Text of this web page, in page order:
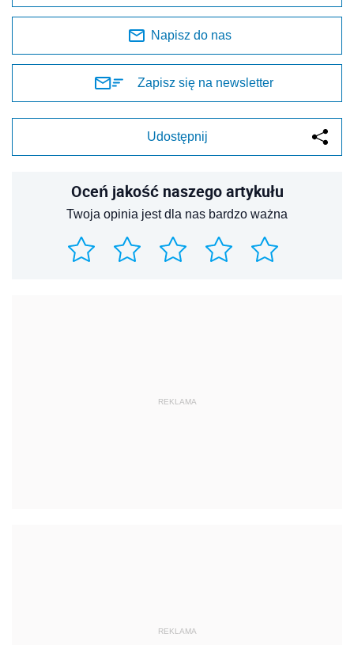
Napisz do nas
Zapisz się na newsletter
Udostępnij
Oceń jakość naszego artykułu
Twoja opinia jest dla nas bardzo ważna
REKLAMA
REKLAMA